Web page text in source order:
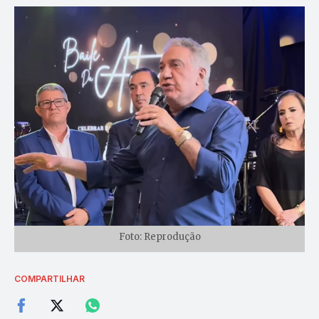
Foto: Reprodução
COMPARTILHAR